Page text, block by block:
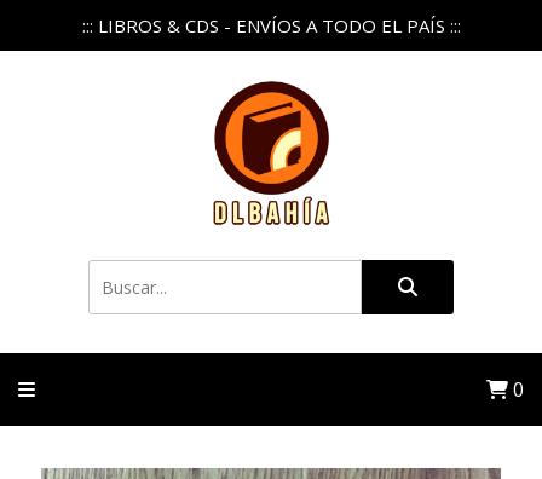
::: LIBROS & CDS - ENVÍOS A TODO EL PAÍS :::
0